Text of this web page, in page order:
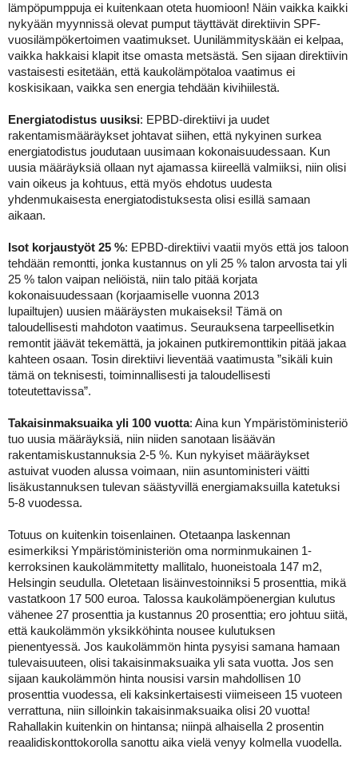
lämpöpumppuja ei kuitenkaan oteta huomioon! Näin vaikka kaikki
nykyään myynnissä olevat pumput täyttävät direktiivin SPF-
vuosilämpökertoimen vaatimukset. Uunilämmityskään ei kelpaa,
vaikka hakkaisi klapit itse omasta metsästä. Sen sijaan direktiivin
vastaisesti esitetään, että kaukolämpötaloa vaatimus ei
koskisikaan, vaikka sen energia tehdään kivihiilestä.
Energiatodistus uusiksi: EPBD-direktiivi ja uudet
rakentamismääräykset johtavat siihen, että nykyinen surkea
energiatodistus joudutaan uusimaan kokonaisuudessaan. Kun
uusia määräyksiä ollaan nyt ajamassa kiireellä valmiiksi, niin olisi
vain oikeus ja kohtuus, että myös ehdotus uudesta
yhdenmukaisesta energiatodistuksesta olisi esillä samaan
aikaan.
Isot korjaustyöt 25 %: EPBD-direktiivi vaatii myös että jos taloon
tehdään remontti, jonka kustannus on yli 25 % talon arvosta tai yli
25 % talon vaipan neliöistä, niin talo pitää korjata
kokonaisuudessaan (korjaamiselle vuonna 2013
lupailtujen) uusien määräysten mukaiseksi! Tämä on
taloudellisesti mahdoton vaatimus. Seurauksena tarpeellisetkin
remontit jäävät tekemättä, ja jokainen putkiremonttikin pitää jakaa
kahteen osaan. Tosin direktiivi lieventää vaatimusta ”sikäli kuin
tämä on teknisesti, toiminnallisesti ja taloudellisesti
toteutettavissa”.
Takaisinmaksuaika yli 100 vuotta: Aina kun Ympäristöministeriö
tuo uusia määräyksiä, niin niiden sanotaan lisäävän
rakentamiskustannuksia 2-5 %. Kun nykyiset määräykset
astuivat vuoden alussa voimaan, niin asuntoministeri väitti
lisäkustannuksen tulevan säästyvillä energiamaksuilla katetuksi
5-8 vuodessa.
Totuus on kuitenkin toisenlainen. Otetaanpa laskennan
esimerkiksi Ympäristöministeriön oma norminmukainen 1-
kerroksinen kaukolämmitetty mallitalo, huoneistoala 147 m2,
Helsingin seudulla. Oletetaan lisäinvestoinniksi 5 prosenttia, mikä
vastatkoon 17 500 euroa. Talossa kaukolämpöenergian kulutus
vähenee 27 prosenttia ja kustannus 20 prosenttia; ero johtuu siitä,
että kaukolämmön yksikköhinta nousee kulutuksen
pienentyessä. Jos kaukolämmön hinta pysyisi samana hamaan
tulevaisuuteen, olisi takaisinmaksuaika yli sata vuotta. Jos sen
sijaan kaukolämmön hinta nousisi varsin mahdollisen 10
prosenttia vuodessa, eli kaksinkertaisesti viimeiseen 15 vuoteen
verrattuna, niin silloinkin takaisinmaksuaika olisi 20 vuotta!
Rahallakin kuitenkin on hintansa; niinpä alhaisella 2 prosentin
reaalidiskonttokorolla sanottu aika vielä venyy kolmella vuodella.